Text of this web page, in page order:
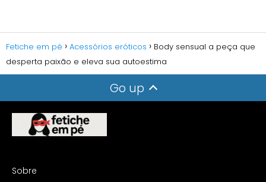
Fetiche em pé Acessórios eróticos
Body sensual a peça que
desperta paixão e eleva sua autoestima
Go up
Sobre